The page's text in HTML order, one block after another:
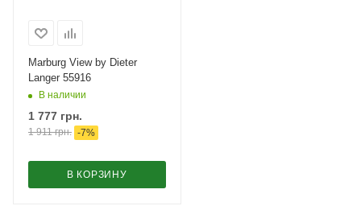
Marburg View by Dieter
Langer 55916
В наличии
1 777 грн.
1 911грн. -7%
В КОРЗИНУ